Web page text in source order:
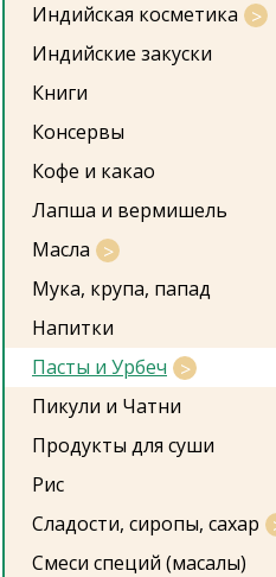
Индийская косметика
Индийские закуски
Книги
Консервы
Кофе и какао
Лапша и вермишель
Масла
Мука, крупа, папад
Напитки
Пасты и Урбеч
Пикули и Чатни
Продукты для суши
Рис
Сладости, сиропы, сахар
Смеси специй (масалы)